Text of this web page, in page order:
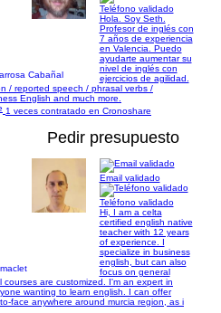
Cabañal
Teléfono validado
Hola. Soy Seth.
Profesor de inglés con
7 años de experiencia
en Valencia. Puedo
ayudarte aumentar su
nivel de inglés con
ejercicios de agilidad.
/ reported speech / phrasal verbs /
English and much more.
1 veces contratado en Cronoshare
Pedir presupuesto
Email validado
Teléfono validado
Hi, I am a celta
certified english native
teacher with 12 years
of experience. I
specialize in business
english, but can also
focus on general
are customized. I'm an expert in
wanting to learn english. I can offer
face anywhere around murcia region, as i